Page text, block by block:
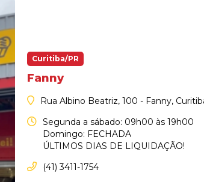
Curitiba/PR
Fanny
Rua Albino Beatriz, 100 - Fanny,
Segunda a sábado: 09h00 às 19h00
Domingo: FECHADA
ÚLTIMOS DIAS DE LIQUIDAÇÃO!
(41) 3411-1754